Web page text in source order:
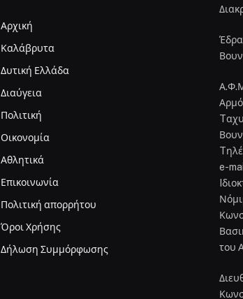
Αρχική
Καλάβρυτα
Δυτική Ελλάδα
Διαύγεια
Πολιτική
Οικονομία
Αθλητικά
Επικοινωνία
Πολιτική απορρήτου
Όροι Χρήσης
Δήλωση Συμμόρφωσης
e-
του